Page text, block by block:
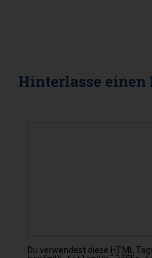
Hinterlasse einen
Du verwendest diese HTML